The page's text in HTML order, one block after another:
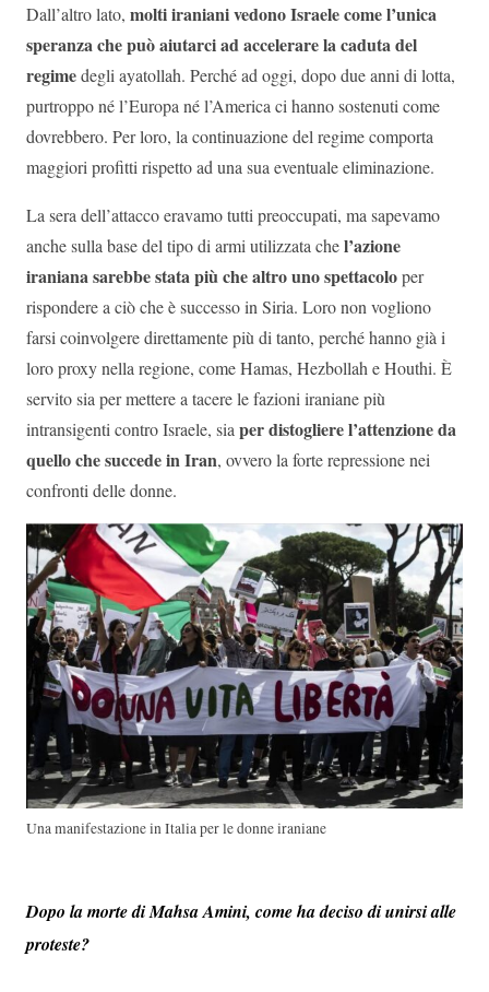
Dall’altro lato, molti iraniani vedono Israele come l’unica
speranza che può aiutarci ad accelerare la caduta del
regimedegli ayatollah. Perché ad oggi, dopo due anni di lotta,
purtroppo né l’Europa né l’America ci hanno sostenuti come
dovrebbero. Per loro, la continuazione del regime comporta
maggiori profitti rispetto ad una sua eventuale eliminazione.
La sera dell’attacco eravamo tutti preoccupati, ma sapevamo
anche sulla base del tipo di armi utilizzata chel’azione
iraniana sarebbe stata più che altro uno spettacoloper
rispondere a ciò che è successo in Siria. Loro non vogliono
farsi coinvolgere direttamente più di tanto, perché hanno già i
loro proxy nella regione, come Hamas, Hezbollah e Houthi. È
servito sia per mettere a tacere le fazioni iraniane più
intransigenti contro Israele, siaper distogliere l’attenzione da
quello che succede in Iran, ovvero la forte repressione nei
confronti delle donne.
Una manifestazione in Italia per le donne iraniane
Dopo la morte di Mahsa Amini, come ha deciso di unirsi alle
proteste?